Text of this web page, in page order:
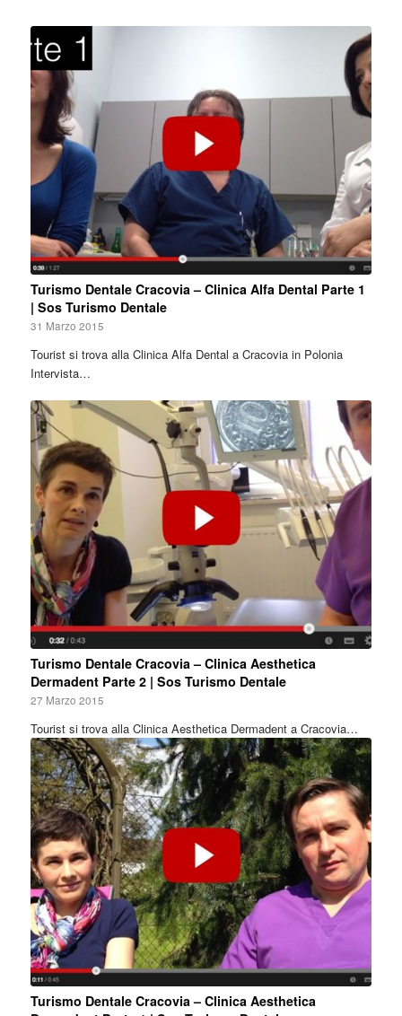
Turismo Dentale Cracovia – Clinica Alfa Dental Parte 1
| Sos Turismo Dentale
31 Marzo 2015
Tourist si trova alla Clinica Alfa Dental a Cracovia in Polonia
Intervista…
Turismo Dentale Cracovia – Clinica Aesthetica
Dermadent Parte 2 | Sos Turismo Dentale
27 Marzo 2015
Tourist si trova alla Clinica Aesthetica Dermadent a Cracovia…
Turismo Dentale Cracovia – Clinica Aesthetica